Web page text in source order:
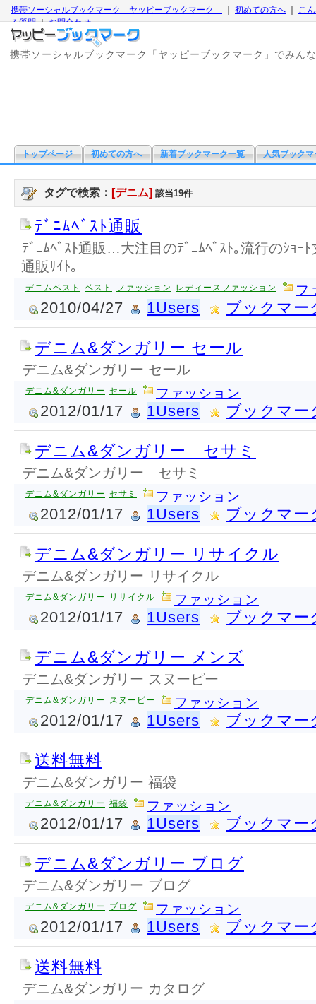
携帯ソーシャルブックマーク「ヤッピーブックマーク」 初めての方へ
こ
る質問｜お問合わせ
携帯ソーシャルブックマーク「ヤッピーブックマーク」でみん
トップページ 初めての方へ 新着ブックマーク一覧 人気ブックマ
タグで検索： [デニム] 該当19件
ﾃﾞﾆﾑﾍﾞｽﾄ通販
ﾃﾞﾆﾑﾍﾞｽﾄ通販…大注目のﾃﾞﾆﾑﾍﾞｽﾄ｡流行のｼｮｰ
通販ｻｲﾄ｡
デニムベスト ベスト ファッション レディースファッション フ
2010/04/27 1Users ブックマー
デニム&ダンガリー セール
デニム&ダンガリー セール
デニム&ダンガリー セール ファッション
2012/01/17 1Users ブックマー
デニム&ダンガリー セサミ
デニム&ダンガリー セサミ
デニム&ダンガリー セサミ ファッション
2012/01/17 1Users ブックマー
デニム&ダンガリー リサイクル
デニム&ダンガリー リサイクル
デニム&ダンガリー リサイクル ファッション
2012/01/17 1Users ブックマー
デニム&ダンガリー メンズ
デニム&ダンガリー スヌーピー
デニム&ダンガリー スヌーピー ファッション
2012/01/17 1Users ブックマー
送料無料
デニム&ダンガリー 福袋
デニム&ダンガリー 福袋 ファッション
2012/01/17 1Users ブックマー
デニム&ダンガリー ブログ
デニム&ダンガリー ブログ
デニム&ダンガリー ブログ ファッション
2012/01/17 1Users ブックマー
送料無料
デニム&ダンガリー カタログ